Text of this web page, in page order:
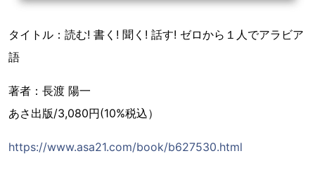
タイトル：読む! 書く! 聞く! 話す! ゼロから１人でアラビア
語
著者：長渡 陽一
あさ出版/3,080円(10%税込）
https://www.asa21.com/book/b627530.html